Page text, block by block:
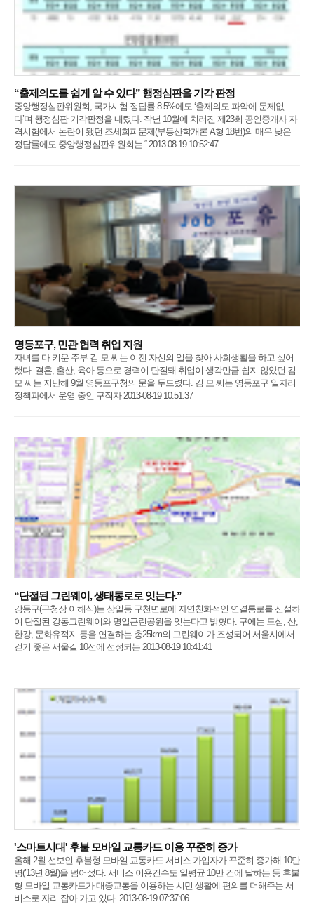
“출제의도를 쉽게 알 수 있다” 행정심판을 기각 판정
중앙행정심판위원회, 국가시험 정답률 8.5%에도 ‘출제의도 파악에 문제없
다’며 행정심판 기각판정을 내렸다. 작년 10월에 치러진 제23회 공인중개사 자
격시험에서 논란이 됐던 조세회피문제(부동산학개론 A형 18번)의 매우 낮은
정답률에도 중앙행정심판위원회는 “ 2013-08-19 10:52:47
영등포구, 민관 협력 취업 지원
자녀를 다 키운 주부 김 모 씨는 이젠 자신의 일을 찾아 사회생활을 하고 싶어
했다. 결혼, 출산, 육아 등으로 경력이 단절돼 취업이 생각만큼 쉽지 않았던 김
모 씨는 지난해 9월 영등포구청의 문을 두드렸다. 김 모 씨는 영등포구 일자리
정책과에서 운영 중인 구직자 2013-08-19 10:51:37
“단절된 그린웨이, 생태통로로 잇는다.”
강동구(구청장 이해식)는 상일동 구천면로에 자연친화적인 연결통로를 신설하
여 단절된 강동그린웨이와 명일근린공원을 잇는다고 밝혔다. 구에는 도심, 산,
한강, 문화유적지 등을 연결하는 총25km의 그린웨이가 조성되어 서울시에서
걷기 좋은 서울길 10선에 선정되는 2013-08-19 10:41:41
'스마트시대' 후불 모바일 교통카드 이용 꾸준히 증가
올해 2월 선보인 후불형 모바일 교통카드 서비스 가입자가 꾸준히 증가해 10만
명(’13년 8월)을 넘어섰다. 서비스 이용건수도 일평균 10만 건에 달하는 등 후불
형 모바일 교통카드가 대중교통을 이용하는 시민 생활에 편의를 더해주는 서
비스로 자리 잡아 가고 있다. 2013-08-19 07:37:06